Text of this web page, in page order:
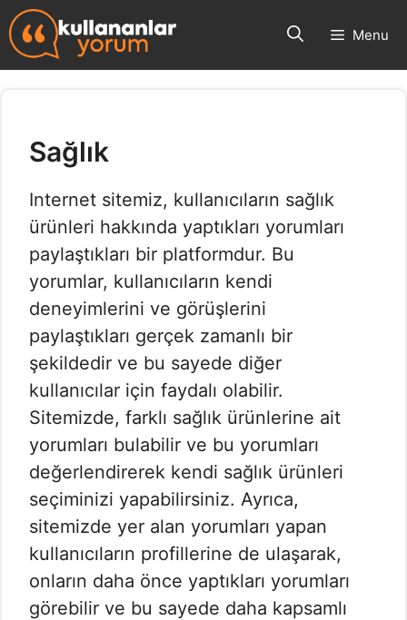
İçeriğe
atla
Menu
Sağlık
Internet sitemiz, kullanıcıların sağlık
ürünleri hakkında yaptıkları yorumları
paylaştıkları bir platformdur. Bu
yorumlar, kullanıcıların kendi
deneyimlerini ve görüşlerini
paylaştıkları gerçek zamanlı bir
şekildedir ve bu sayede diğer
kullanıcılar için faydalı olabilir.
Sitemizde, farklı sağlık ürünlerine ait
yorumları bulabilir ve bu yorumları
değerlendirerek kendi sağlık ürünleri
seçiminizi yapabilirsiniz. Ayrıca,
sitemizde yer alan yorumları yapan
kullanıcıların profillerine de ulaşarak,
onların daha önce yaptıkları yorumları
görebilir ve bu sayede daha kapsamlı